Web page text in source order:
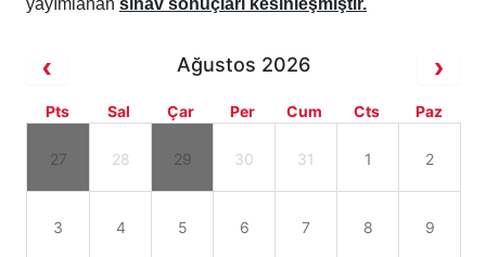
yayımlanan sınav sonuçları kesinleşmiştir.
Ağustos 2026
Pts Sal Çar Per Cum Cts Paz
27 28 29 30 31 1 2
3 4 5 6 7 8 9